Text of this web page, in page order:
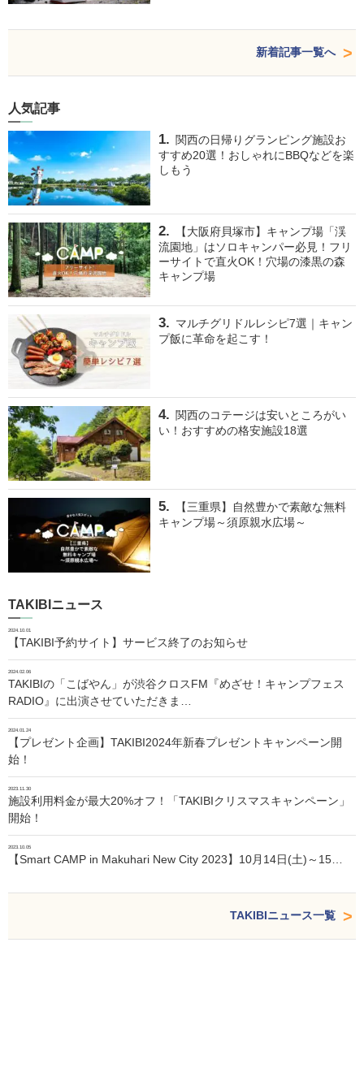
新着記事一覧へ
人気記事
関西の日帰りグランピング施設お
すすめ20選！おしゃれにBBQなどを楽
しもう
【大阪府貝塚市】キャンプ場「渓
流園地」はソロキャンパー必見！フリ
ーサイトで直火OK！穴場の漆黒の森
キャンプ場
マルチグリドルレシピ7選｜キャン
プ飯に革命を起こす！
関西のコテージは安いところがい
い！おすすめの格安施設18選
【三重県】自然豊かで素敵な無料
キャンプ場～須原親水広場～
TAKIBIニュース
2024.10.01
【TAKIBI予約サイト】サービス終了のお知らせ
2024.02.06
TAKIBIの「こばやん」が渋谷クロスFM『めざせ！キャンプフェス
RADIO』に出演させていただきま…
2024.01.24
【プレゼント企画】TAKIBI2024年新春プレゼントキャンペーン開
始！
2023.11.30
施設利用料金が最大20%オフ！「TAKIBIクリスマスキャンペーン」
開始！
2023.10.05
【Smart CAMP in Makuhari New City 2023】10月14日(土)～15…
TAKIBIニュース一覧